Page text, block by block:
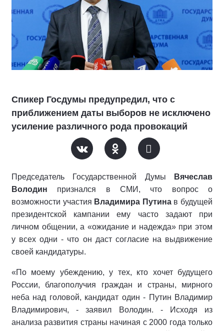
Спикер Госдумы предупредил, что с
приближением даты выборов не исключено
усиление различного рода провокаций
Председатель Государственной Думы Вячеслав
Володин признался в СМИ, что вопрос о
возможности участия Владимира Путинав будущей
президентской кампании ему часто задают при
личном общении, а «ожидание и надежда» при этом
у всех одни - что он даст согласие на выдвижение
своей кандидатуры.
«По моему убеждению, у тех, кто хочет будущего
России, благополучия граждан и страны, мирного
неба над головой, кандидат один - Путин Владимир
Владимирович, - заявил Володин. - Исходя из
анализа развития страны начиная с 2000 года только